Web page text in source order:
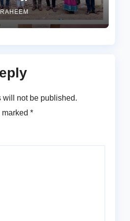
RAHEEM
will not be published.
*